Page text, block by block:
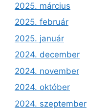
2025. március
2025. február
2025. január
2024. december
2024. november
2024. október
2024. szeptember